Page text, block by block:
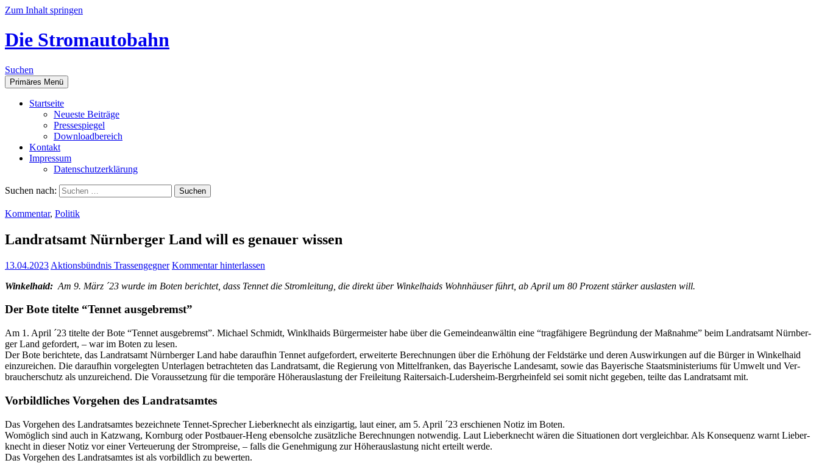
Zum Inhalt springen
Die Stromautobahn
Suchen
Primäres Menü
Start­sei­te
Neu­es­te Beiträge
Pres­se­spie­gel
Down­load­be­reich
Kon­takt
Impres­sum
Daten­schutz­er­klä­rung
Suchen nach:
Kommentar, Politik
Land­rats­amt Nürn­ber­ger Land will es genau­er wissen
13.04.2023 Aktionsbündnis Trassengegner Kommentar hinterlassen
Win­kel­haid: Am 9. März ´23 wur­de im Boten berich­tet, dass Ten­net die Strom­lei­tung, die direkt über Win­kel­haids Wohn­häu­ser führt, ab April um 80 Pro­zent stär­ker aus­las­ten will.
Der Bote titel­te “Ten­net ausgebremst”
Am 1. April ´23 titel­te der Bote “Ten­net aus­ge­bremst”. Micha­el Schmidt, Winklhaids Bür­ger­meis­ter habe über die Gemein­de­an­wäl­tin eine “trag­fä­hi­ge­re Begrün­dung der Maß­nah­me” beim Land­rats­amt Nürn­ber­
ger Land gefor­dert, – war im Boten zu lesen.
Der Bote berich­te­te, das Land­rats­amt Nürn­ber­ger Land habe dar­auf­hin Ten­net auf­ge­for­dert, erwei­ter­te Berech­nun­gen über die Erhö­hung der Feld­stär­ke und deren Aus­wir­kun­gen auf die Bür­ger in Win­kel­haid
ein­zu­rei­chen. Die dar­auf­hin vor­ge­leg­ten Unter­la­gen betrach­te­ten das Land­rats­amt, die Regie­rung von Mit­tel­fran­ken, das Baye­ri­sche Lan­des­amt, sowie das Baye­ri­sche Staats­mi­nis­te­ri­ums für Umwelt und Ver­
brau­cher­schutz als unzu­rei­chend. Die Vor­aus­set­zung für die tem­po­rä­re Höher­aus­las­tung der Frei­lei­tung Rai­ter­saich-Luders­heim-Berg­rhein­feld sei somit nicht gege­ben, teil­te das Land­rats­amt mit.
Vor­bild­li­ches Vor­ge­hen des Landratsamtes
Das Vor­ge­hen des Land­rats­am­tes bezeich­ne­te Ten­net-Spre­cher Lie­ber­knecht als ein­zig­ar­tig, laut einer, am 5. April ´23 erschie­nen Notiz im Boten.
Womög­lich sind auch in Katzwang, Korn­burg oder Post­bau­er-Heng eben­sol­che zusätz­li­che Berech­nun­gen not­wen­dig. Laut Lie­ber­knecht wären die Situa­tio­nen dort ver­gleich­bar. Als Kon­se­quenz warnt Lie­ber­
knecht in die­ser Notiz vor einer Ver­teue­rung der Strom­prei­se, – falls die Geneh­mi­gung zur Höher­aus­las­tung nicht erteilt werde.
Das Vor­ge­hen des Land­rats­am­tes ist als vor­bild­lich zu bewerten.